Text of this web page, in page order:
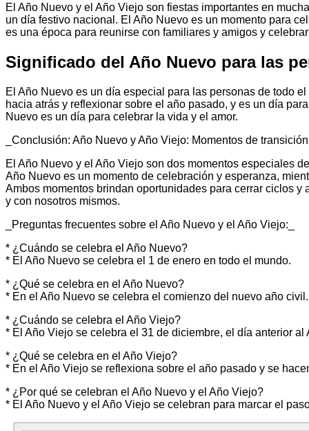
El Año Nuevo y el Año Viejo son fiestas importantes en
un día festivo nacional. El Año Nuevo es un momento para
es una época para reunirse con familiares y amigos y
Significado del Año Nuevo para las
El Año Nuevo es un día especial para las personas de todo
hacia atrás y reflexionar sobre el año pasado, y es un día
Nuevo es un día para celebrar la vida y el amor.
_Conclusión: Año Nuevo y Año Viejo: Momentos de
El Año Nuevo y el Año Viejo son dos momentos especiales
Año Nuevo es un momento de celebración y esperanza,
Ambos momentos brindan oportunidades para cerrar ciclos
y con nosotros mismos.
_Preguntas frecuentes sobre el Año Nuevo y el Año Viejo:_
* ¿Cuándo se celebra el Año Nuevo?
* El Año Nuevo se celebra el 1 de enero en todo el mundo.
* ¿Qué se celebra en el Año Nuevo?
* En el Año Nuevo se celebra el comienzo del nuevo año civil.
* ¿Cuándo se celebra el Año Viejo?
* El Año Viejo se celebra el 31 de diciembre, el día anterior al
* ¿Qué se celebra en el Año Viejo?
* En el Año Viejo se reflexiona sobre el año pasado y se
* ¿Por qué se celebran el Año Nuevo y el Año Viejo?
* El Año Nuevo y el Año Viejo se celebran para marcar el